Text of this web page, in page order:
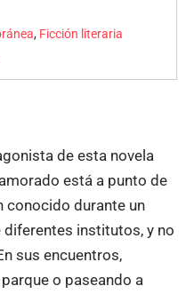
, Ficción literaria
de esta novela
está a punto de
conocido durante un
institutos, y no
sus encuentros,
o paseando a